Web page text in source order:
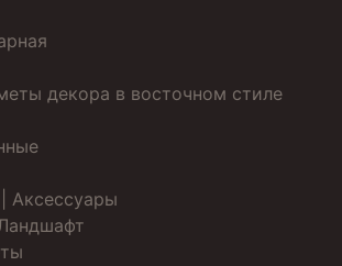
декора в восточном стиле
Аксессуары